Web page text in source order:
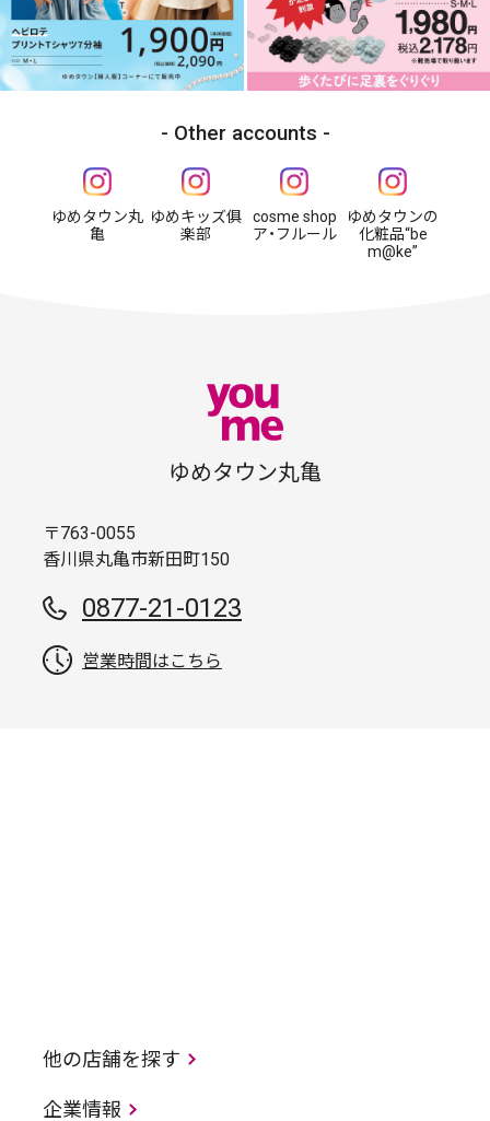
Other accounts
ゆめタウン丸
亀
ゆめキッズ俱
楽部
cosme shop
ア・フルール
ゆめタウンの
化粧品“be
m@ke”
ゆめタウン丸亀
〒763-0055
香川県丸亀市新田町150
0877-21-0123
営業時間はこちら
他の店舗を探す
企業情報